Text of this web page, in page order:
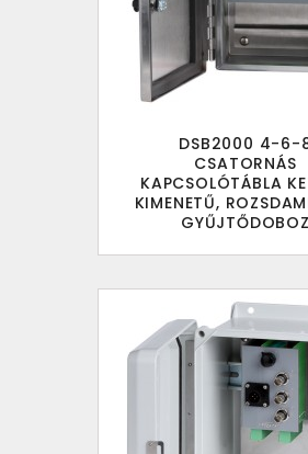
DSB2000 4-6-
CSATORNÁS
KAPCSOLÓTÁBLA
KIMENETŰ,
GYŰJTŐDOBOZ